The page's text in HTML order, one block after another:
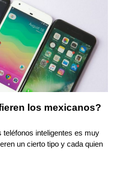
los mexicanos?
teléfonos inteligentes es muy
un cierto tipo y cada quien